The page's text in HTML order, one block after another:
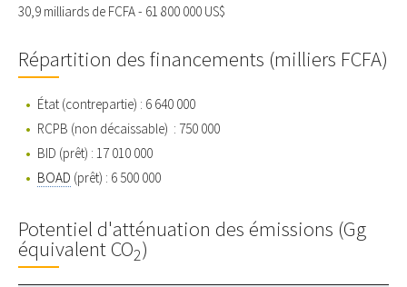
30,9 milliards de FCFA - 61 800 000 US$
Répartition des financements (milliers FCFA)
État (contrepartie) : 6 640 000
RCPB (non décaissable) : 750 000
BID (prêt) : 17 010 000
BOAD (prêt) : 6 500 000
Potentiel d'atténuation des émissions (Gg
équivalent CO2)